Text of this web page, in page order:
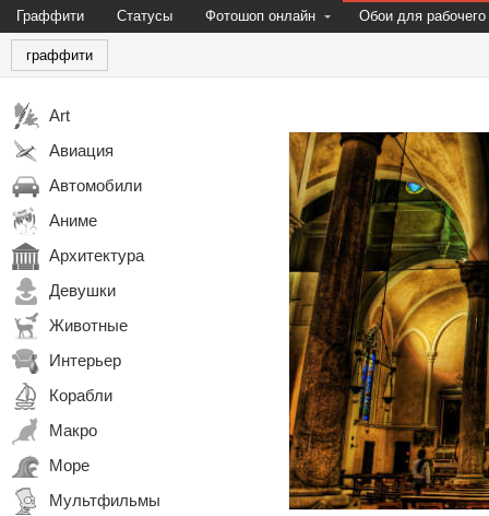
Граффити Статусы Фотошоп онлайн Обои для рабочего
граффити
Art
Авиация
Автомобили
Аниме
Архитектура
Девушки
Животные
Интерьер
Корабли
Макро
Море
Мультфильмы